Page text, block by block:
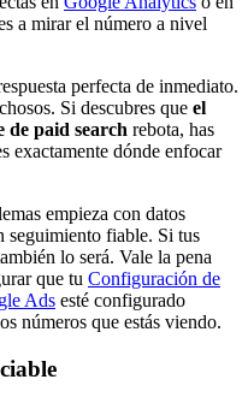
a mirar el número a nivel
perfecta de inmediato.
Si descubres que el
de paid search rebota, has
exactamente dónde enfocar
empieza con datos
seguimiento fiable. Si tus
lo será. Vale la pena
que tu Configuración de
Ads esté configurado
números que estás viendo.